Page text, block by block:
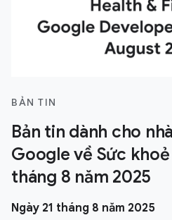
BẢN TIN
Bản tin dành cho
Google về Sức
tháng 8 năm 2025
Ngày 21 tháng 8 năm 2025